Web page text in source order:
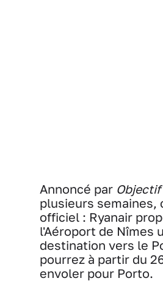
Annoncé par Objectif
plusieurs semaines,
officiel : Ryanair
l'Aéroport de Nîmes
destination vers le
pourrez à partir du
envoler pour Porto.